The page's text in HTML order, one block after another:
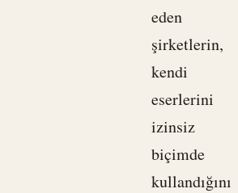
eden
şirketlerin,
kendi
eserlerini
izinsiz
biçimde
kullandığını